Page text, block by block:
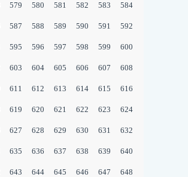
579 580 581 582 583 584
587 588 589 590 591 592
595 596 597 598 599 600
603 604 605 606 607 608
611 612 613 614 615 616
619 620 621 622 623 624
627 628 629 630 631 632
635 636 637 638 639 640
643 644 645 646 647 648